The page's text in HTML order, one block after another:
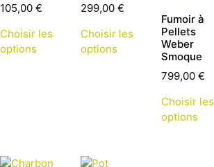
105,00 €
Choisir les
options
299,00 €
Choisir les
options
Fumoir à
Pellets
Weber
Smoque
799,00 €
Choisir les
options